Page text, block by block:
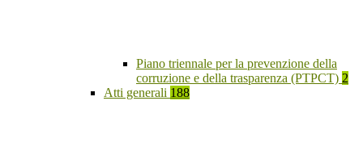
Piano triennale per la prevenzione della
corruzione e della trasparenza (PTPCT) 2
Atti generali 188